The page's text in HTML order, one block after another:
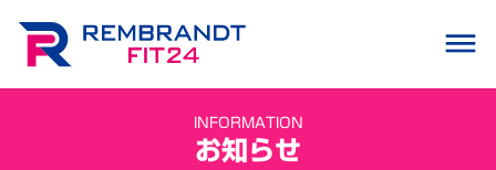
dehaze
INFORMATION
お知らせ